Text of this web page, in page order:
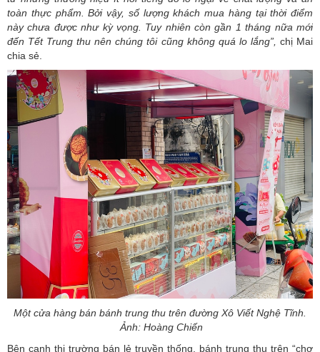
toàn thực phẩm. Bởi vậy, số lượng khách mua hàng tại thời điểm
này chưa được như kỳ vọng. Tuy nhiên còn gần 1 tháng nữa mới
đến Tết Trung thu nên chúng tôi cũng không quá lo lắng”, chị Mai
chia sẻ.
Một cửa hàng bán bánh trung thu trên đường Xô Viết Nghệ Tĩnh.
Ảnh: Hoàng Chiến
Bên cạnh thị trường bán lẻ truyền thống, bánh trung thu trên “chợ